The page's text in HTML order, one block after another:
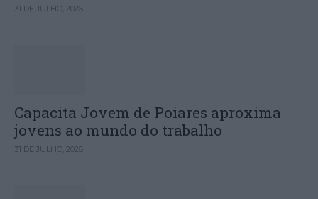
31 DE JULHO, 2026
Capacita Jovem de Poiares aproxima
jovens ao mundo do trabalho
31 DE JULHO, 2026